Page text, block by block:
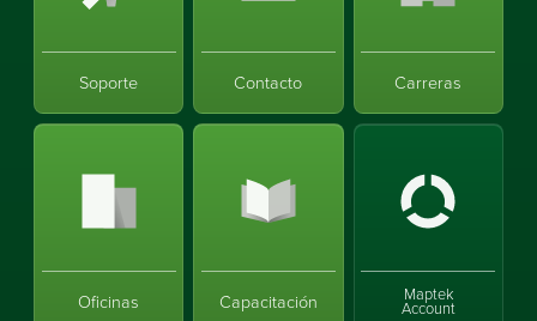
Soporte Contacto Carreras
Oficinas Capacitación Maptek
Account